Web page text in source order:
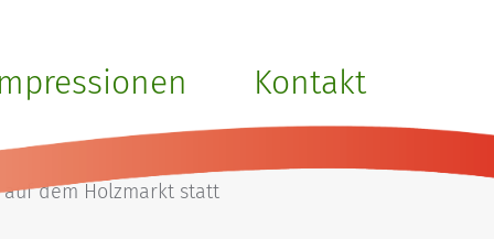
Kontakt
auf
auf dem Holzmarkt statt